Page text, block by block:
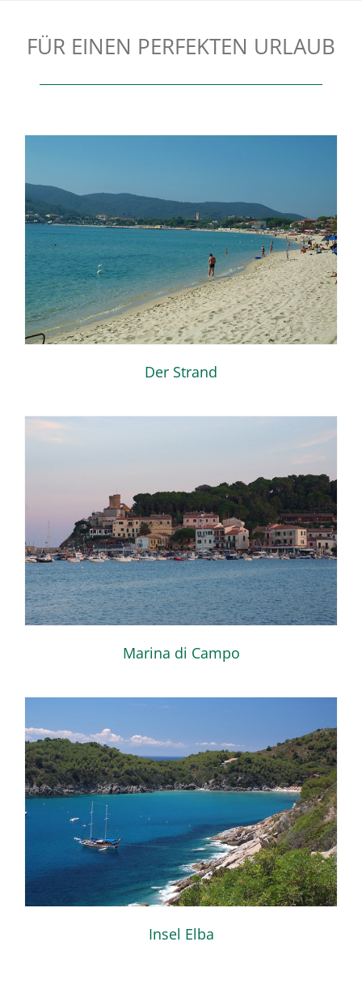
FÜR EINEN PERFEKTEN URLAUB
Der Strand
Marina di Campo
Insel Elba